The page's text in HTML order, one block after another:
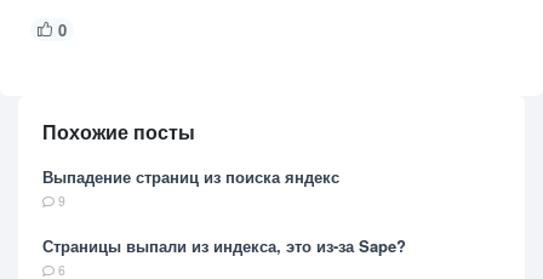
0
Похожие посты
Выпадение страниц из поиска яндекс
9
Страницы выпали из индекса, это из-за Sape?
6